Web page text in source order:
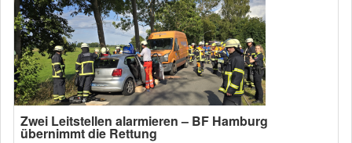
Zwei Leitstellen alarmieren – BF Hamburg
übernimmt die Rettung